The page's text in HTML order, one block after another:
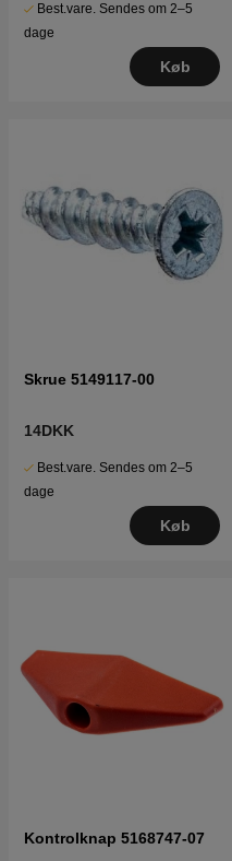
Best.vare. Sendes om 2–5
dage
Køb
Skrue 5149117-00
14DKK
Best.vare. Sendes om 2–5
dage
Køb
Kontrolknap 5168747-07